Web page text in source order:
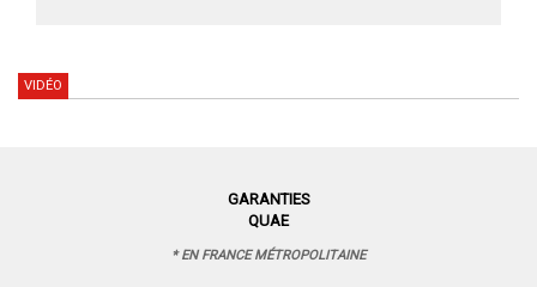
VIDÉO
GARANTIES
QUAE
* EN FRANCE MÉTROPOLITAINE